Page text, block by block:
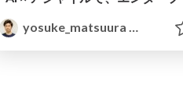
yosuke_matsuura